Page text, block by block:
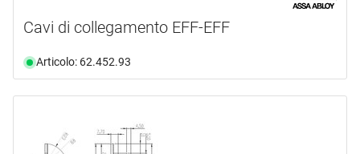
Cavi di collegamento EFF-EFF
Articolo: 62.452.93